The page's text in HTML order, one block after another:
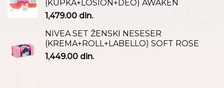
(KUPKA+LOSION+DEO) AWAKEN
1,479.00 din.
NIVEA SET ŽENSKI NESESER
(KREMA+ROLL+LABELLO) SOFT ROSE
1,449.00 din.